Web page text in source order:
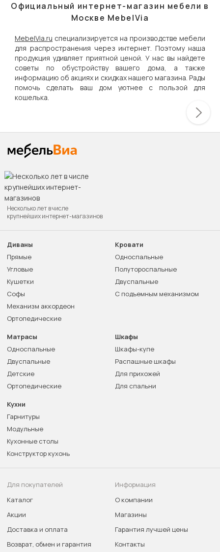
Официальный интернет-магазин мебели в
Москве MebelVia
MebelVia.ru специализируется на производстве мебели
для распространения через интернет. Поэтому наша
продукция удивляет приятной ценой. У нас вы найдете
советы по обустройству вашего дома, а также
информацию об акциях и скидках нашего магазина. Рады
помочь сделать ваш дом уютнее с пользой для
кошелька.
Несколько лет в числе
крупнейших интернет-магазинов
Диваны
Прямые
Угловые
Кушетки
Софы
Механизм аккордеон
Ортопедические
Кровати
Односпальные
Полутороспальные
Двуспальные
С подъемным механизмом
Матрасы
Односпальные
Двуспальные
Детские
Ортопедические
Шкафы
Шкафы-купе
Распашные шкафы
Для прихожей
Для спальни
Кухни
Гарнитуры
Модульные
Кухонные столы
Конструктор кухонь
Для покупателей
Каталог
Акции
Доставка и оплата
Возврат, обмен и гарантия
Информация
О компании
Магазины
Гарантия лучшей цены
Контакты